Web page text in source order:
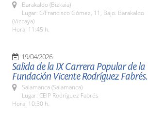
Barakaldo (Bizkaia)
Lugar: C/Francisco Gómez, 11, Bajo. Barakaldo
(Vizcaya)
Hora: 11:45 h.
19/04/2026
Salida de la IX Carrera Popular de la
Fundación Vicente Rodríguez Fabrés.
Salamanca (Salamanca)
Lugar: CEIP Rodríguez Fabrés
Hora: 10:30 h.